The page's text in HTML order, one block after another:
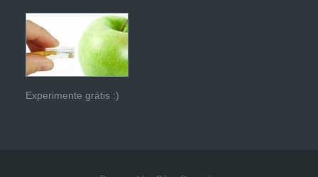
Experimente grátis :)